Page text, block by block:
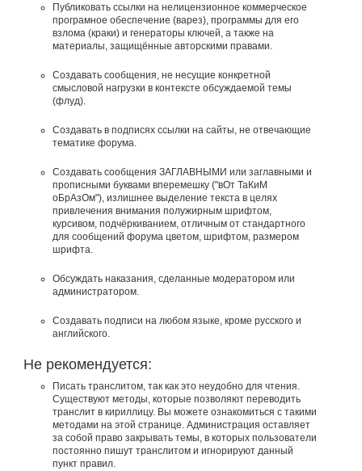
Публиковать ссылки на нелицензионное коммерческое
програмное обеспечение (варез), программы для его
взлома (краки) и генераторы ключей, а также на
материалы, защищённые авторскими правами.
Создавать сообщения, не несущие конкретной
смысловой нагрузки в контексте обсуждаемой темы
(флуд).
Создавать в подписях ссылки на сайты, не отвечающие
тематике форума.
Cоздавать сообщения ЗАГЛАВНЫМИ или заглавными и
прописными буквами вперемешку ("вОт ТаКиМ
оБрАзОм"), излишнее выделение текста в целях
привлечения внимания полужирным шрифтом,
курсивом, подчёркиванием, отличным от стандартного
для сообщений форума цветом, шрифтом, размером
шрифта.
Обсуждать наказания, сделанные модератором или
администратором.
Создавать подписи на любом языке, кроме русского и
английского.
Не рекомендуется:
Писать транслитом, так как это неудобно для чтения.
Существуют методы, которые позволяют переводить
транслит в кириллицу. Вы можете ознакомиться с такими
методами на этой странице. Администрация оставляет
за собой право закрывать темы, в которых пользователи
постоянно пишут транслитом и игнорируют данный
пункт правил.